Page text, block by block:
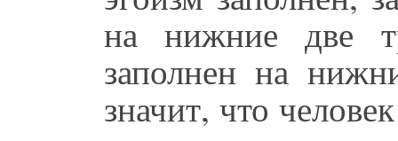
на нижние две
заполнен на
значит, что